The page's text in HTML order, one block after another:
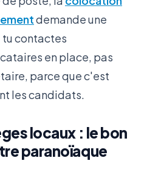
demande une
contactes
en place, pas
parce que c'est
les candidats.
locaux : le bon
paranoïaque